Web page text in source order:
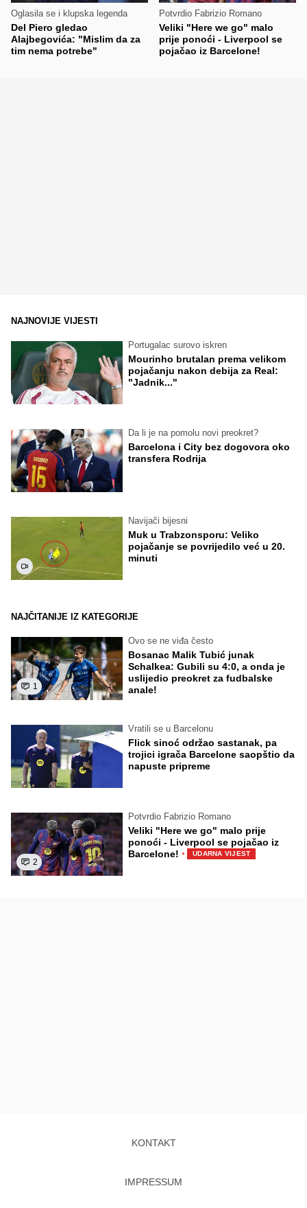
Oglasila se i klupska legenda
Del Piero gledao
Alajbegovića: "Mislim da za
tim nema potrebe"
Potvrdio Fabrizio Romano
Veliki "Here we go" malo
prije ponoći - Liverpool se
pojačao iz Barcelone!
NAJNOVIJE VIJESTI
Portugalac surovo iskren
Mourinho brutalan prema velikom
pojačanju nakon debija za Real:
"Jadnik..."
Da li je na pomolu novi preokret?
Barcelona i City bez dogovora oko
transfera Rodrija
Navijači bijesni
Muk u Trabzonsporu: Veliko
pojačanje se povrijedilo već u 20.
minuti
NAJČITANIJE IZ KATEGORIJE
1
Ovo se ne viđa često
Bosanac Malik Tubić junak
Schalkea: Gubili su 4:0, a onda je
uslijedio preokret za fudbalske
anale!
Vratili se u Barcelonu
Flick sinoć održao sastanak, pa
trojici igrača Barcelone saopštio da
napuste pripreme
2
Potvrdio Fabrizio Romano
Veliki "Here we go" malo prije
ponoći - Liverpool se pojačao iz
Barcelone! · UDARNA VIJEST
KONTAKT
IMPRESSUM